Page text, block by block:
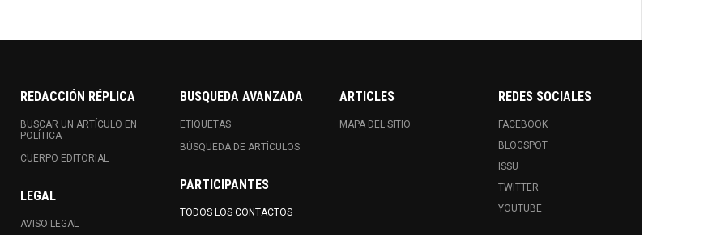
REDACCIÓN RÉPLICA
BUSCAR UN ARTÍCULO EN
POLÍTICA
CUERPO EDITORIAL
LEGAL
AVISO LEGAL
BUSQUEDA AVANZADA
ETIQUETAS
BÚSQUEDA DE ARTÍCULOS
PARTICIPANTES
TODOS LOS CONTACTOS
ARTICLES
MAPA DEL SITIO
REDES SOCIALES
FACEBOOK
BLOGSPOT
ISSU
TWITTER
YOUTUBE